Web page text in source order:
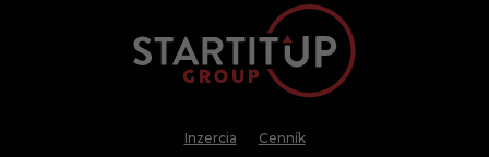
Inzercia Cenník